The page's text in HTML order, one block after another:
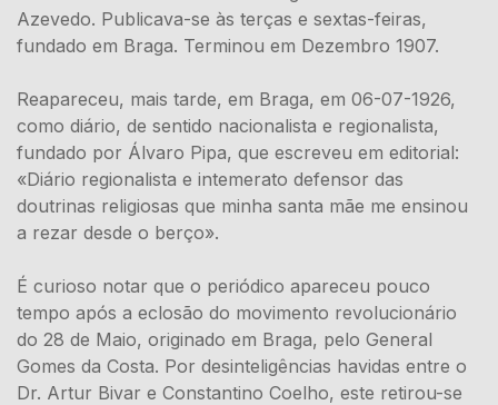
Azevedo. Publicava-se às terças e sextas-feiras,
fundado em Braga. Terminou em Dezembro 1907.
Reapareceu, mais tarde, em Braga, em 06-07-1926,
como diário, de sentido nacionalista e regionalista,
fundado por Álvaro Pipa, que escreveu em editorial:
«Diário regionalista e intemerato defensor das
doutrinas religiosas que minha santa mãe me ensinou
a rezar desde o berço».
É curioso notar que o periódico apareceu pouco
tempo após a eclosão do movimento revolucionário
do 28 de Maio, originado em Braga, pelo General
Gomes da Costa. Por desinteligências havidas entre o
Dr. Artur Bivar e Constantino Coelho, este retirou-se